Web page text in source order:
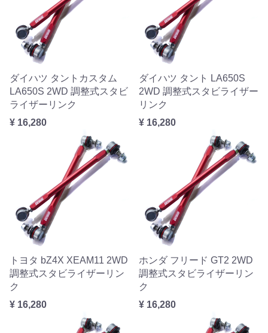
ダイハツ タントカスタム
LA650S 2WD 調整式スタビ
ライザーリンク
¥ 16,280
ダイハツ タント LA650S
2WD 調整式スタビライザー
リンク
¥ 16,280
トヨタ bZ4X XEAM11 2WD
調整式スタビライザーリン
ク
¥ 16,280
ホンダ フリード GT2 2WD
調整式スタビライザーリン
ク
¥ 16,280